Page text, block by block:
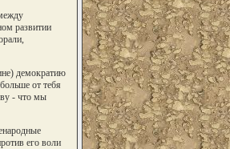
развитии
демократию
от тебя
- что мы
его воли